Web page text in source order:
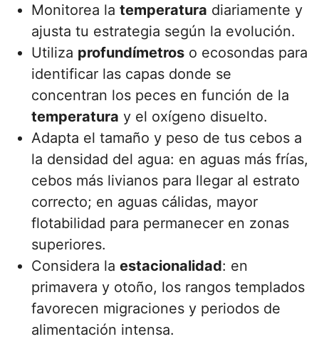
Monitorea la temperatura diariamente y
ajusta tu estrategia según la evolución.
Utiliza profundímetros o ecosondas para
identificar las capas donde se
concentran los peces en función de la
temperatura y el oxígeno disuelto.
Adapta el tamaño y peso de tus cebos a
la densidad del agua: en aguas más frías,
cebos más livianos para llegar al estrato
correcto; en aguas cálidas, mayor
flotabilidad para permanecer en zonas
superiores.
Considera la estacionalidad: en
primavera y otoño, los rangos templados
favorecen migraciones y periodos de
alimentación intensa.